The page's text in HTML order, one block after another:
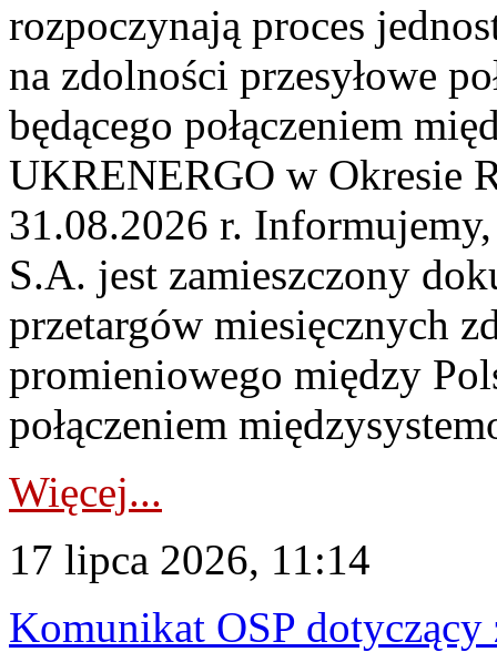
rozpoczynają proces
na zdolności przesyłowe
będącego połączeniem
UKRENERGO w Okresie
31.08.2026 r.
S.A. jest zamieszczony
przetargów miesięcznych
promieniowego między
połączeniem
Więcej...
17 lipca 2026, 11:14
Komunikat OSP dotyczący